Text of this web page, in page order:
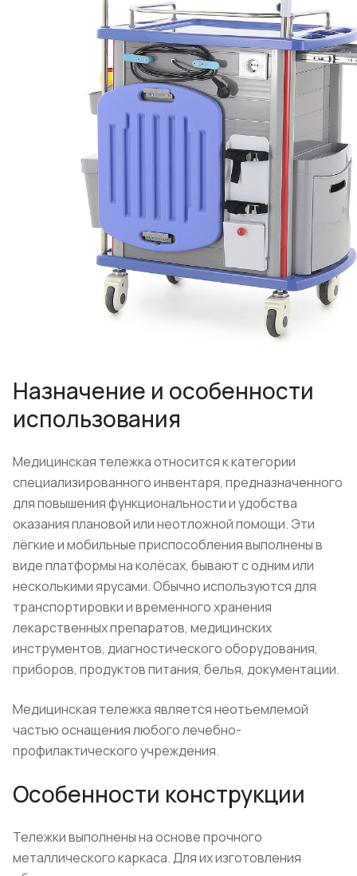
Назначение и особенности
использования
Медицинская тележка относится к категории
специализированного инвентаря, предназначенного
для повышения функциональности и удобства
оказания плановой или неотложной помощи. Эти
лёгкие и мобильные приспособления выполнены в
виде платформы на колёсах, бывают с одним или
несколькими ярусами. Обычно используются для
транспортировки и временного хранения
лекарственных препаратов, медицинских
инструментов, диагностического оборудования,
приборов, продуктов питания, белья, документации.
Медицинская тележка является неотъемлемой
частью оснащения любого лечебно-
профилактического учреждения.
Особенности конструкции
Тележки выполнены на основе прочного
металлического каркаса. Для их изготовления